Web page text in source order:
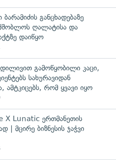
განცხადებაზე
ღალატისა და
დაიწყო
გამოწყობილი კაცი,
სახურავიდან
ამტკიცებს, რომ ყვავი იყო
X Lunatic ერთმანეთის
| მცირე ბიზნესის ჯაჭვი